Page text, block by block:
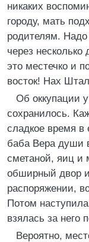
никаких
городу, мать
родителям. Надо
через
это местечко и
восток! Нах
Об оккупации
сохранилось.
сладкое время
баба Вера души
сметаной, яиц и
обширный двор
распоряжении,
Потом
взялась за него
Вероятно,